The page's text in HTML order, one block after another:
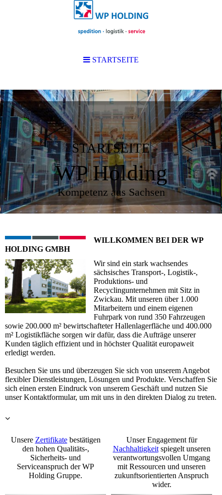
STARTSEITE
WP Holding
Kompetenz aus Sachsen
WILLKOMMEN BEI DER WP
HOLDING GMBH
Wir sind ein stark wachsendes
sächsisches Transport-, Logistik-,
Produktions- und
Recyclingunternehmen mit Sitz in
Zwickau. Mit unseren über 1.000
Mitarbeitern und einem eigenen
Fuhrpark von rund 350 Fahrzeugen
sowie 200.000 m² bewirtschafteter Hallenlagerfläche und 400.000
m² Logistikfläche sorgen wir dafür, dass die Aufträge unserer
Kunden täglich effizient und in höchster Qualität europaweit
erledigt werden.
Besuchen Sie uns und überzeugen Sie sich von unserem Angebot
flexibler Dienstleistungen, Lösungen und Produkte. Verschaffen Sie
sich einen ersten Eindruck von unserem Geschäft und nutzen Sie
unser Kontaktformular, um mit uns in den direkten Dialog zu treten.
Unsere Zertifikatebestätigen
den hohen Qualitäts-,
Sicherheits- und
Serviceanspruch der WP
Holding Gruppe.
Unser Engagement für
Nachhaltigkeitspiegelt unseren
verantwortungsvollen Umgang
mit Ressourcen und unseren
zukunftsorientierten Anspruch
wider.
STARTSEITE